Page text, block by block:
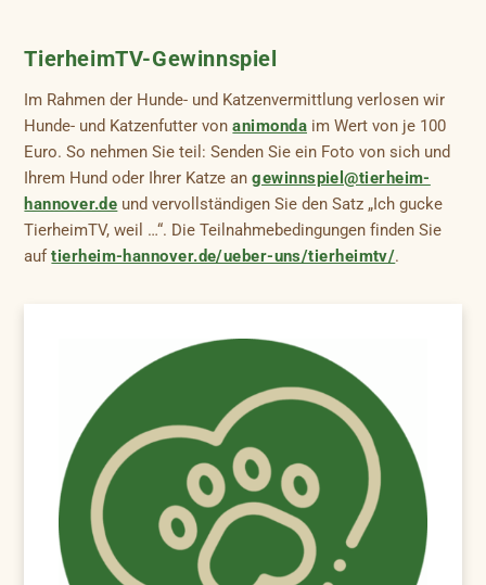
TierheimTV-Gewinnspiel
Im Rahmen der Hunde- und Katzenvermittlung verlosen wir
Hunde- und Katzenfutter vonanimonda im Wert von je 100
Euro. So nehmen Sie teil: Senden Sie ein Foto von sich und
Ihrem Hund oder Ihrer Katze angewinnspiel@tierheim-
hannover.de und vervollständigen Sie den Satz „Ich gucke
TierheimTV, weil …“. Die Teilnahmebedingungen finden Sie
auftierheim-hannover.de/ueber-uns/tierheimtv/.